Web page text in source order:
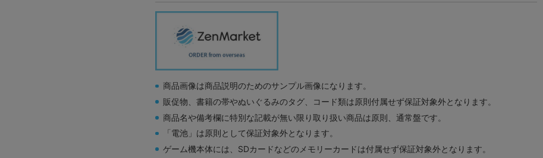
商品画像は商品説明のためのサンプル画像になります。
販促物、書籍の帯やぬいぐるみのタグ、コード類は原則付属せず保証対象外となります。
商品名や備考欄に特別な記載が無い限り取り扱い商品は原則、通常盤です。
「電池」は原則として保証対象外となります。
ゲーム機本体には、SDカードなどのメモリーカードは付属せず保証対象外となります。